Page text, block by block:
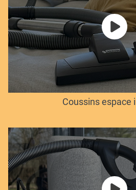
Coussins espace